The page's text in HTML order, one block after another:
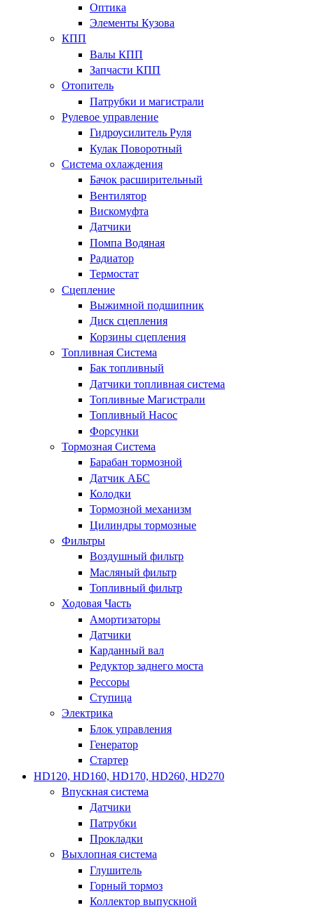
Оптика
Элементы Кузова
КПП
Валы КПП
Запчасти КПП
Отопитель
Патрубки и магистрали
Рулевое управление
Гидроусилитель Руля
Кулак Поворотный
Система охлаждения
Бачок расширительный
Вентилятор
Вискомуфта
Датчики
Помпа Водяная
Радиатор
Термостат
Сцепление
Выжимной подшипник
Диск сцепления
Корзины сцепления
Топливная Система
Бак топливный
Датчики топливная система
Топливные Магистрали
Топливный Насос
Форсунки
Тормозная Система
Барабан тормозной
Датчик АБС
Колодки
Тормозной механизм
Цилиндры тормозные
Фильтры
Воздушный фильтр
Масляный фильтр
Топливный фильтр
Ходовая Часть
Амортизаторы
Датчики
Карданный вал
Редуктор заднего моста
Рессоры
Ступица
Электрика
Блок управления
Генератор
Стартер
HD120, HD160, HD170, HD260, HD270
Впускная система
Датчики
Патрубки
Прокладки
Выхлопная система
Глушитель
Горный тормоз
Коллектор выпускной